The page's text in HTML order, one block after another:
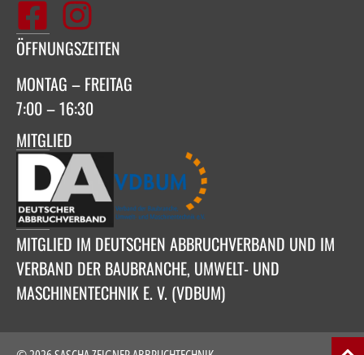
ÖFFNUNGSZEITEN
MONTAG – FREITAG
7:00 – 16:30
MITGLIED
MITGLIED IM DEUTSCHEN ABBRUCHVERBAND UND IM
VERBAND DER BAUBRANCHE, UMWELT- UND
MASCHINENTECHNIK E. V. (VDBUM)